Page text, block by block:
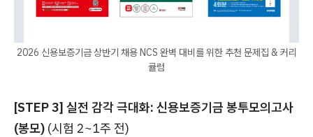
2026 신용보증기금 상반기 채용 NCS 완벽 대비를 위한 추천 문제집 & 커리
큘럼
[STEP 3] 실전 감각 극대화: 신용보증기금 봉투모의고사
(봉모) (시험 2~1주 전)